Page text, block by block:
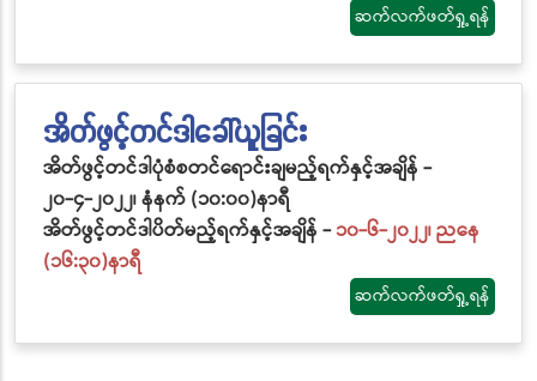
ဆက်လက်ဖတ်ရှု့ရန်
အိတ်ဖွင့်တင်ဒါခေါ်ယူခြင်း
အိတ်ဖွင့်တင်ဒါပုံစံစတင်ရောင်းချမည့်ရက်နှင့်အချိန် -
၂၀-၄-၂၀၂၂၊ နံနက် (၁၀:၀၀)နာရီ
အိတ်ဖွင့်တင်ဒါပိတ်မည့်ရက်နှင့်အချိန် -၁၀-၆-၂၀၂၂၊ ညနေ
(၁၆:၃၀)နာရီ
ဆက်လက်ဖတ်ရှု့ရန်